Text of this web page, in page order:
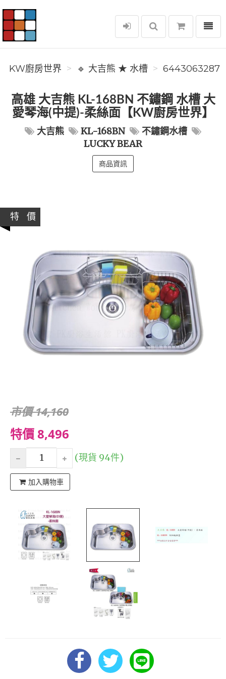
KW廚房世界
選單
KW廚房世界 🔹 大吉熊 ★ 水槽 6443063287
高雄 大吉熊 KL-168BN 不鏽鋼 水槽 大
愛琴海(中提)-柔絲面【KW廚房世界】
大吉熊 KL-168BN
不鏽鋼水槽
LUCKY BEAR
商品資訊
特 價
市價 14,160
特價 8,496
(現貨 94件)
加入購物車